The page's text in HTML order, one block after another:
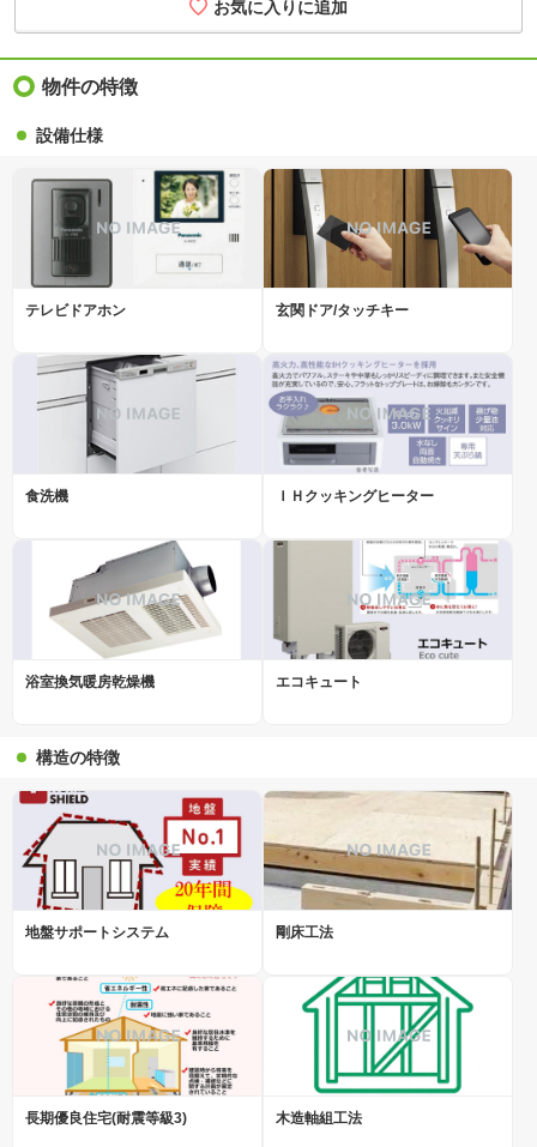
お気に入りに追加
物件の特徴
設備仕様
テレビドアホン 玄関ドア/タッチキー
食洗機 ＩＨクッキングヒーター
浴室換気暖房乾燥機 エコキュート
構造の特徴
地盤サポートシステム 剛床工法
長期優良住宅(耐震等級3) 木造軸組工法